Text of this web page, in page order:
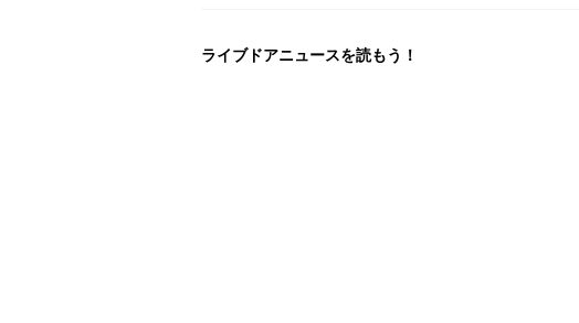
ライブドアニュースを読もう！